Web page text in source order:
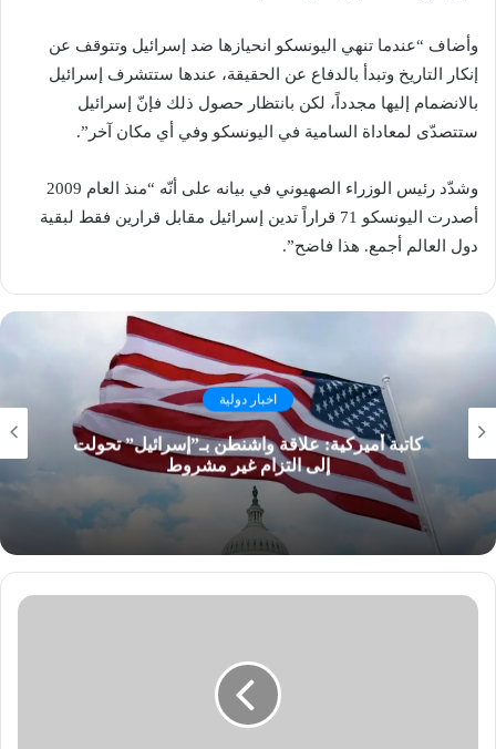
وأضاف “عندما تنهي اليونسكو انحيازها ضد إسرائيل وتتوقف عن
إنكار التاريخ وتبدأ بالدفاع عن الحقيقة، عندها ستتشرف إسرائيل
بالانضمام إليها مجدداً، لكن بانتظار حصول ذلك فإنّ إسرائيل
ستتصدّى لمعاداة السامية في اليونسكو وفي أي مكان آخر”.
وشدّد رئيس الوزراء الصهيوني في بيانه على أنّه “منذ العام 2009
أصدرت اليونسكو 71 قراراً تدين إسرائيل مقابل قرارين فقط لبقية
دول العالم أجمع. هذا فاضح”.
اخبار دولية
كاتبة أميركية: علاقة واشنطن بـ”إسرائيل” تحولت
إلى التزام غير مشروط